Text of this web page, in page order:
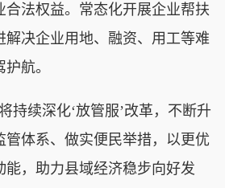
合法权益。常态化开展企业帮扶
解决企业用地、融资、用工等难
航。
续深化‘放管服’改革，不断升
管体系、做实便民举措，以更优
能，助力县域经济稳步向好发